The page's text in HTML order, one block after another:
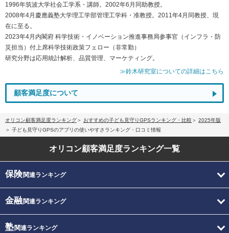
1996年筑波大学社会工学系・講師。2002年6月同助教授。
2008年4月慶應義塾大学理工学部管理工学科・准教授。2011年4月同教授、現
在に至る。
2023年4月内閣府 科学技術・イノベーション推進事務局参事官（インフラ・防
災担当）付上席科学技術政策フェロー（非常勤）
研究分野は応用統計解析、品質管理、マーケティング。
≫鈴木研究室についての詳細はこちら
顧客満足度について
オリコン顧客満足度ランキング おすすめの子ども見守りGPSランキング・比較
2025年版
子ども見守りGPSのアプリの使いやすさランキング・口コミ情報
オリコン顧客満足度ランキング一覧
保険関連ランキング
金融関連ランキング
塾関連ランキング